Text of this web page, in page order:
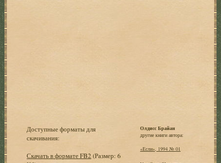
Доступные форматы для
скачивания:
Скачать в формате FB2 (Размер: 6
Олдисс Брайан
другие книги автора:
«Если», 1994 № 01